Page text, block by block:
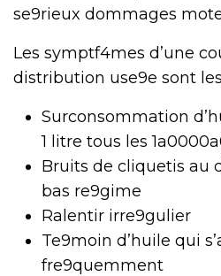
se9rieux dommages
Les symptf4mes d’une
distribution use9e sont
Surconsommation
1 litre tous les
Bruits de cliquetis au
bas re9gime
Ralentir irre9gulier
Te9moin d’huile qui
fre9quemment